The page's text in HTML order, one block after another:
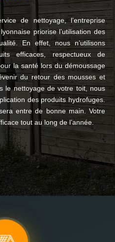
de nettoyage, l’entreprise
priorise l’utilisation des
En effet, nous n’utilisons
efficaces, respectueux de
la santé lors du démoussage
du retour des mousses et
le nettoyage de votre toit, nous
des produits hydrofuges.
entre de bonne main. Votre
tout au long de l’année.